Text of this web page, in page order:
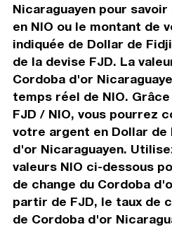
Nicaraguayen pour
en NIO ou le montant de
indiquée de Dollar de
de la devise FJD. La
Cordoba d'or
temps réel de NIO.
FJD / NIO, vous pourrez
votre argent en Dollar de
d'or Nicaraguayen.
valeurs NIO ci-dessous
de change du Cordoba
partir de FJD, le taux de
de Cordoba d'or